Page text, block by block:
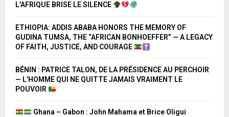
L’AFRIQUE BRISE LE SILENCE
ETHIOPIA: ADDIS ABABA HONORS THE MEMORY OF
GUDINA TUMSA, THE “AFRICAN BONHOEFFER” — A LEGACY
OF FAITH, JUSTICE, AND COURAGE
BÉNIN : PATRICE TALON, DE LA PRÉSIDENCE AU PERCHOIR
— L’HOMME QUI NE QUITTE JAMAIS VRAIMENT LE
POUVOIR
Ghana – Gabon : John Mahama et Brice Oligui